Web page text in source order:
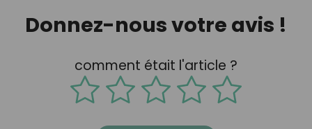
Donnez-nous votre avis !
comment était l'article ?